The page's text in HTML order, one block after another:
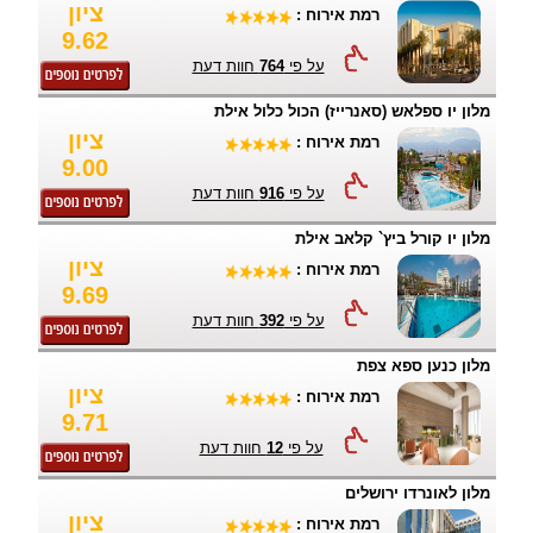
ציון
9.62
רמת אירוח :
על פי764 חוות דעת
מלון יו ספלאש (סאנרייז) הכול כלול אילת
ציון
9.00
רמת אירוח :
על פי916 חוות דעת
מלון יו קורל ביץ` קלאב אילת
ציון
9.69
רמת אירוח :
על פי392 חוות דעת
מלון כנען ספא צפת
ציון
9.71
רמת אירוח :
על פי12 חוות דעת
מלון לאונרדו ירושלים
ציון רמת אירוח :